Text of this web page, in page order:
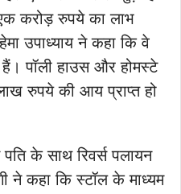
करोड़ रुपये का लाभ
उपाध्याय ने कहा कि वे
हैं। पॉली हाउस और होमस्टे
रुपये की आय प्राप्त हो
के साथ रिवर्स पलायन
ने कहा कि स्टॉल के माध्यम